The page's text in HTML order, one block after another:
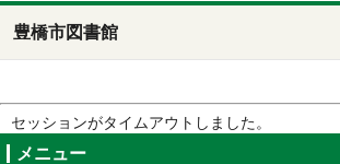
豊橋市図書館
セッションがタイムアウトしました。
メニュー